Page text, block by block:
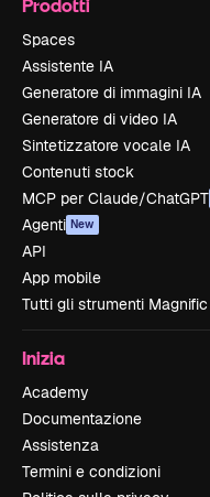
Prodotti
Spaces
Assistente IA
Generatore di immagini IA
Generatore di video IA
Sintetizzatore vocale IA
Contenuti stock
MCP per Claude/ChatGPT
Agenti New
API
App mobile
Tutti gli strumenti Magnific
Inizia
Academy
Documentazione
Assistenza
Termini e condizioni